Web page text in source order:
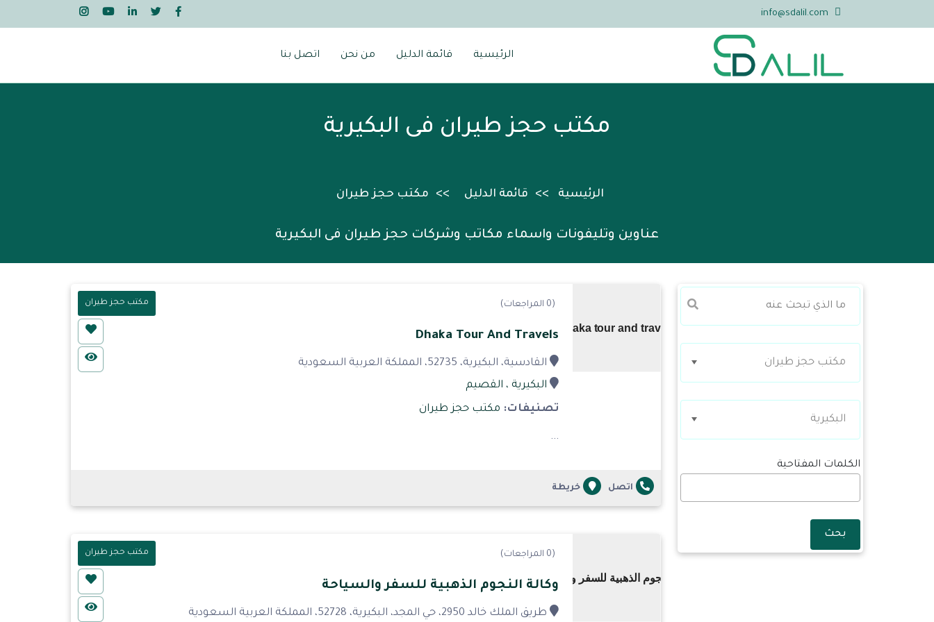
info@sdalil.com
الرئيسية قائمة الدليل من نحن اتصل بنا
مكتب حجز طيران فى البكيرية
الرئيسية قائمة الدليل مكتب حجز طيران
عناوين وتليفونات واسماء مكاتب وشركات حجز طيران فى البكيرية
مكتب حجز طيران
البكيرية
الكلمات المفتاحية
بحث
مكتب حجز طيران (0 المراجعات)
Dhaka Tour And Travels
القادسية، البكيرية، 52735، المملكة العربية السعودية
البكيرية ، القصيم
تصنيفات: مكتب حجز طيران
...
اتصل خريطة
مكتب حجز طيران (0 المراجعات)
وكالة النجوم الذهبية للسفر والسياحة
طريق الملك خالد 2950، حي المجد، البكيرية، 52728، المملكة العربية السعودية